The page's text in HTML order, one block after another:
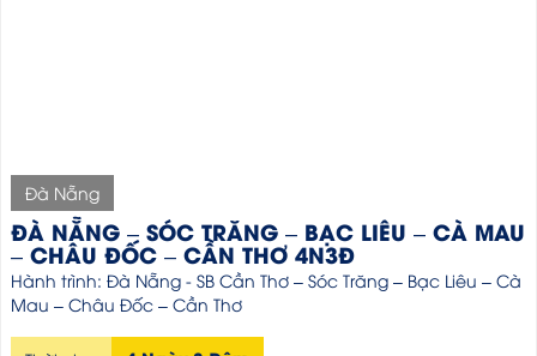
Đà Nẵng
ĐÀ NẴNG – SÓC TRĂNG – BẠC LIÊU – CÀ MAU
– CHÂU ĐỐC – CẦN THƠ 4N3Đ
Hành trình: Đà Nẵng - SB Cần Thơ – Sóc Trăng – Bạc Liêu – Cà
Mau – Châu Đốc – Cần Thơ